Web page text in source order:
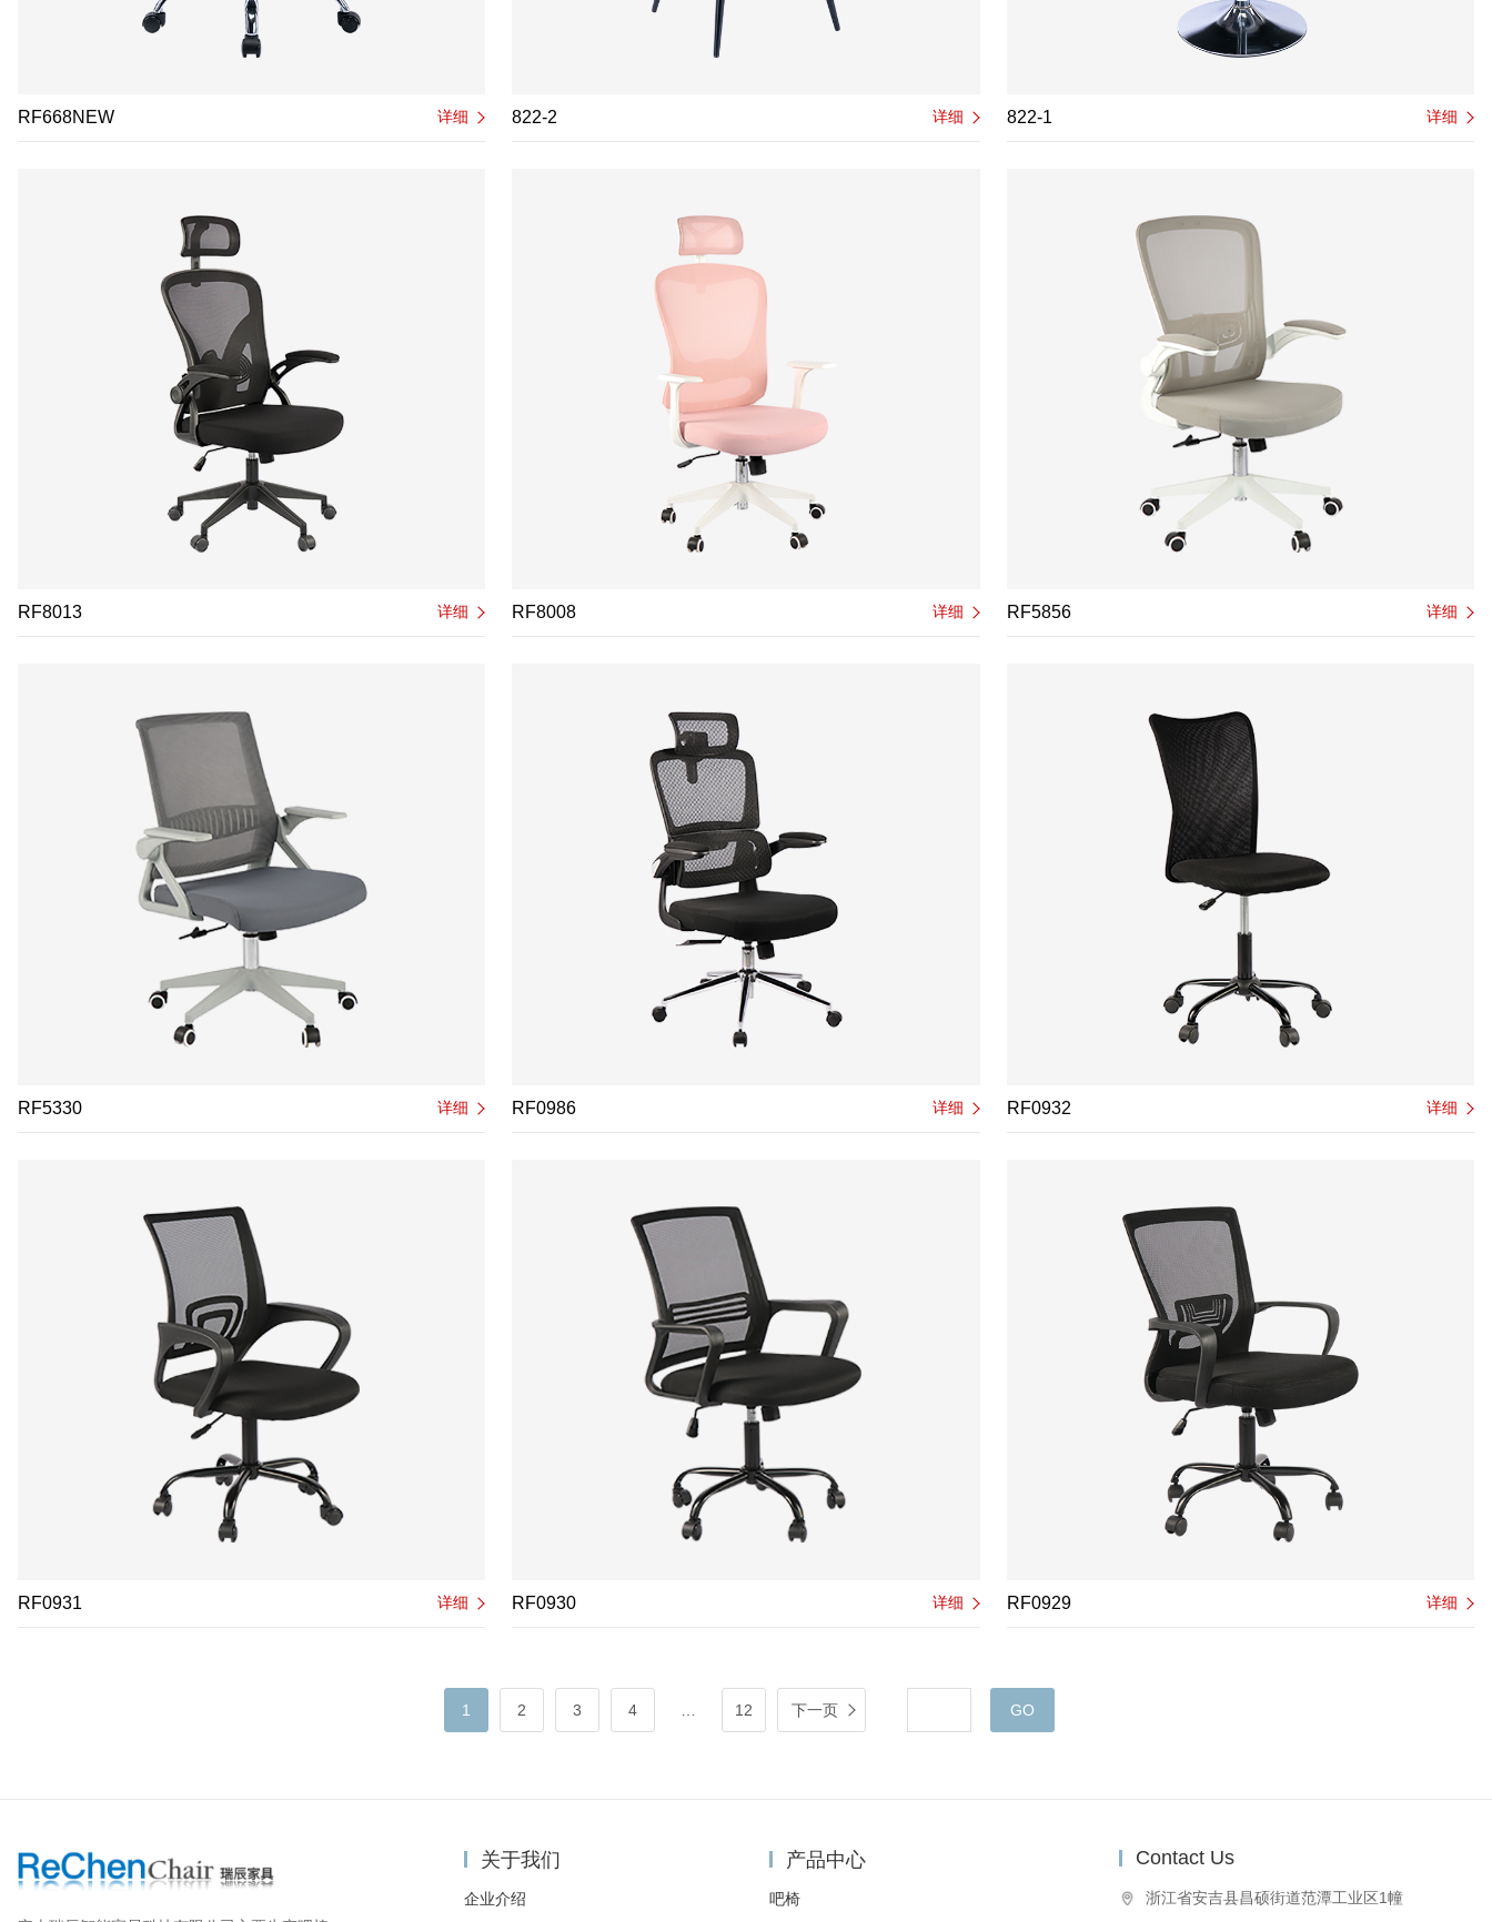
RF668NEW 详细 822-2 详细 822-1 详细
RF8013 详细 RF8008 详细 RF5856 详细
RF5330 详细 RF0986 详细 RF0932 详细
RF0931 详细 RF0930 详细 RF0929 详细
1 2 3 4 12 下一页 GO
关于我们
企业介绍
产品中心
吧椅
Contact Us
浙江省安吉县昌硕街道范潭工业区1幢